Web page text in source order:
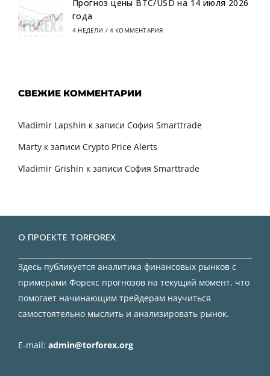
Прогноз цены BTC/USD на 14 июля 2026
года
4 НЕДЕЛИ / 4 КОММЕНТАРИЯ
СВЕЖИЕ КОММЕНТАРИИ
Vladimir Lapshin к записи София Smarttrade
Marty к записи Crypto Price Alerts
Vladimir Grishin к записи София Smarttrade
О ПРОЕКТЕ TORFOREX
Здесь публикуется аналитика финансовых рынков с
примерами Форекс прогнозов на текущий момент, что
помогает начинающим трейдерам научиться
самостоятельно мыслить и анализировать рынок.
E-mail: admin@torforex.org